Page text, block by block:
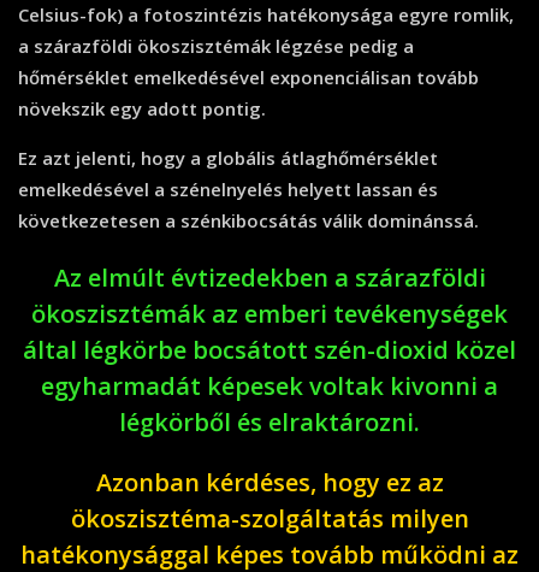
Celsius-fok) a fotoszintézis hatékonysága egyre romlik,
a szárazföldi ökoszisztémák légzése pedig a
hőmérséklet emelkedésével exponenciálisan tovább
növekszik egy adott pontig.
Ez azt jelenti, hogy a globális átlaghőmérséklet
emelkedésével a szénelnyelés helyett lassan és
következetesen a szénkibocsátás válik dominánssá.
Az elmúlt évtizedekben a szárazföldi
ökoszisztémák az emberi tevékenységek
által légkörbe bocsátott szén-dioxid közel
egyharmadát képesek voltak kivonni a
légkörből és elraktározni.
Azonban kérdéses, hogy ez az
ökoszisztéma-szolgáltatás milyen
hatékonysággal képes tovább működni az